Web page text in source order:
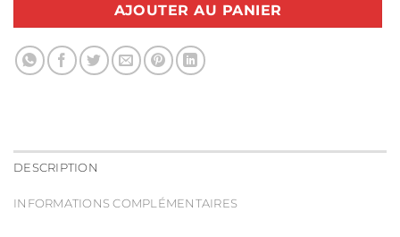
AJOUTER AU PANIER
DESCRIPTION
INFORMATIONS COMPLÉMENTAIRES